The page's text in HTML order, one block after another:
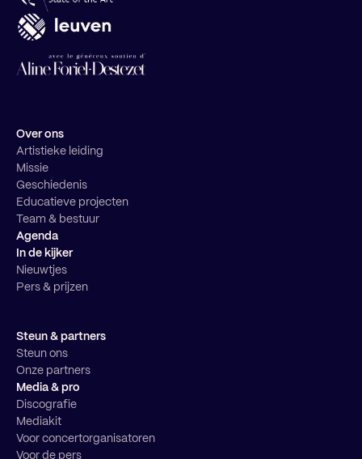
Over ons
Artistieke leiding
Missie
Geschiedenis
Educatieve projecten
Team & bestuur
Agenda
In de kijker
Nieuwtjes
Pers & prijzen
Steun & partners
Steun ons
Onze partners
Media & pro
Discografie
Mediakit
Voor concertorganisatoren
Voor de pers